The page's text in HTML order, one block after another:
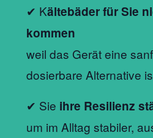
✔ Kältebäder für Sie
kommen
weil das Gerät eine
dosierbare Alternative
✔ Sie ihre Resilienz
um im Alltag stabiler,